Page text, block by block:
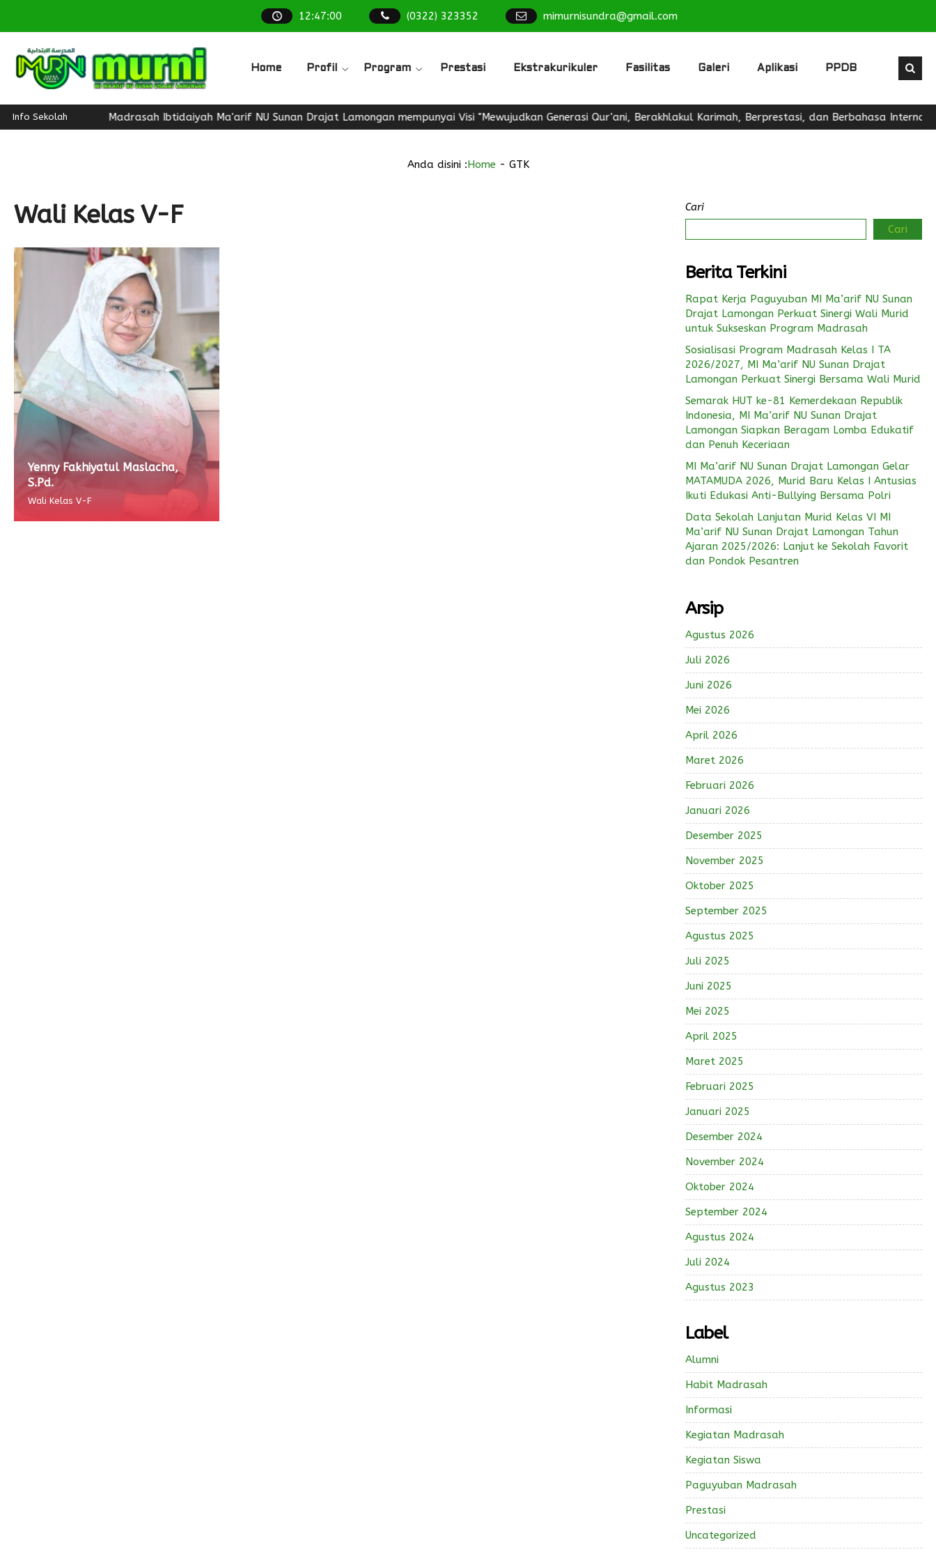
12:47:01 (0322) 323352 mimurnisundra@gmail.com
Home Profil Program Prestasi Ekstrakurikuler Fasilitas Galeri Aplikasi PPDB
Info Sekolah Madrasah Ibtidaiyah Ma'arif NU Sunan Drajat Lamongan mempunyai Visi "Mewujudkan Generasi Qur'ani, Berakhlakul Karimah, Berprestasi, dan Berbahasa
Anda disini :Home - GTK
Wali Kelas V-F
Yenny Fakhiyatul Maslacha,
S.Pd.
Wali Kelas V-F
Cari
Cari
Berita Terkini
Rapat Kerja Paguyuban MI Ma’arif NU Sunan
Drajat Lamongan Perkuat Sinergi Wali Murid
untuk Sukseskan Program Madrasah
Sosialisasi Program Madrasah Kelas I TA
2026/2027, MI Ma’arif NU Sunan Drajat
Lamongan Perkuat Sinergi Bersama Wali Murid
Semarak HUT ke-81 Kemerdekaan Republik
Indonesia, MI Ma’arif NU Sunan Drajat
Lamongan Siapkan Beragam Lomba Edukatif
dan Penuh Keceriaan
MI Ma’arif NU Sunan Drajat Lamongan Gelar
MATAMUDA 2026, Murid Baru Kelas I Antusias
Ikuti Edukasi Anti-Bullying Bersama Polri
Data Sekolah Lanjutan Murid Kelas VI MI
Ma’arif NU Sunan Drajat Lamongan Tahun
Ajaran 2025/2026: Lanjut ke Sekolah Favorit
dan Pondok Pesantren
Arsip
Agustus 2026
Juli 2026
Juni 2026
Mei 2026
April 2026
Maret 2026
Februari 2026
Januari 2026
Desember 2025
November 2025
Oktober 2025
September 2025
Agustus 2025
Juli 2025
Juni 2025
Mei 2025
April 2025
Maret 2025
Februari 2025
Januari 2025
Desember 2024
November 2024
Oktober 2024
September 2024
Agustus 2024
Juli 2024
Agustus 2023
Label
Alumni
Habit Madrasah
Informasi
Kegiatan Madrasah
Kegiatan Siswa
Paguyuban Madrasah
Prestasi
Uncategorized